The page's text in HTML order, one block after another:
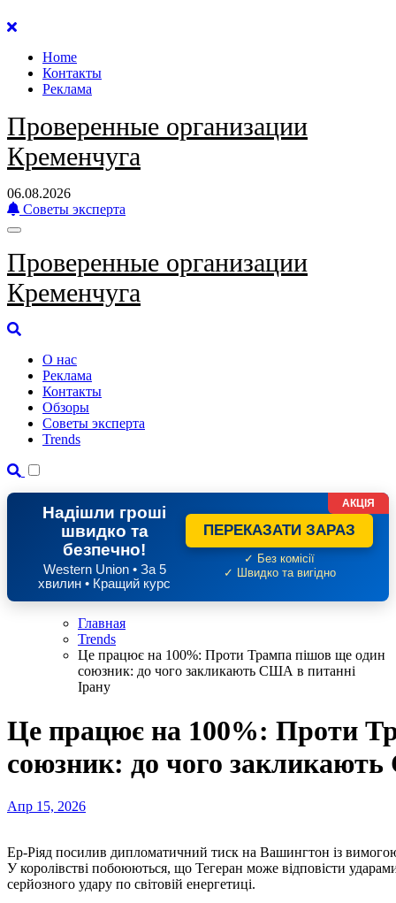
Перейти
содержанию
Home
Контакты
Реклама
Проверенные организации
Кременчуга
06.08.2026
Советы эксперта
Проверенные организации
Кременчуга
О нас
Реклама
Контакты
Обзоры
Советы эксперта
Trends
Надішли гроші
швидко та
безпечно!
Western Union • За 5
хвилин • Кращий курс
ПЕРЕКАЗАТИ ЗАРАЗ
✓ Без комісії
✓ Швидко та вигідно
АКЦІЯ
Главная
Trends
Це працює на 100%: Проти Трампа пішов ще один
союзник: до чого закликають США в питанні
Ірану
Це працює на 100%: Проти
союзник: до чого
Апр 15, 2026
Ер-Ріяд посилив дипломатичний тиск на Вашингтон із вимогою зменшити військову активність проти Ірану.
У королівстві побоюються, що Тегеран може відповісти
серйозного удару по світовій енергетиці.